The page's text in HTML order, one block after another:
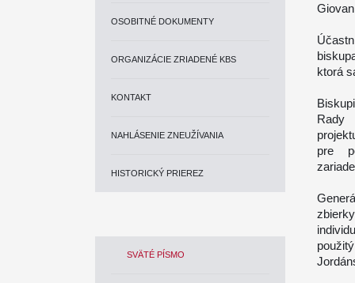
OSOBITNÉ DOKUMENTY
ORGANIZÁCIE ZRIADENÉ KBS
KONTAKT
NAHLÁSENIE ZNEUŽÍVANIA
HISTORICKÝ PRIEREZ
SVÄTÉ PÍSMO
ktorá
Rady
pre